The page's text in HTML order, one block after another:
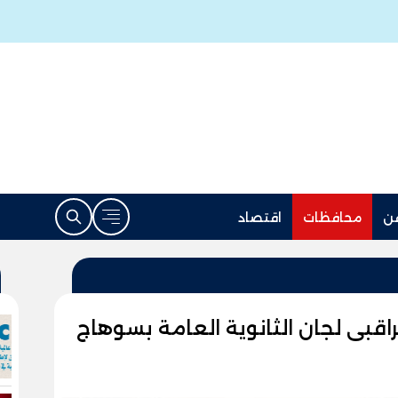
محافظات اقتصاد
لجان الثانوية العامة بسوهاج